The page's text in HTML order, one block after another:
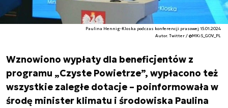
Paulina Hennig-Kloska podczas konferencji prasowej 15.01.2024
Autor. Twitter / @MKiS_GOV_PL
Wznowiono wypłaty dla beneficjentów z
programu „Czyste Powietrze”, wypłacono też
wszystkie zaległe dotacje – poinformowała w
środę minister klimatu i środowiska Paulina